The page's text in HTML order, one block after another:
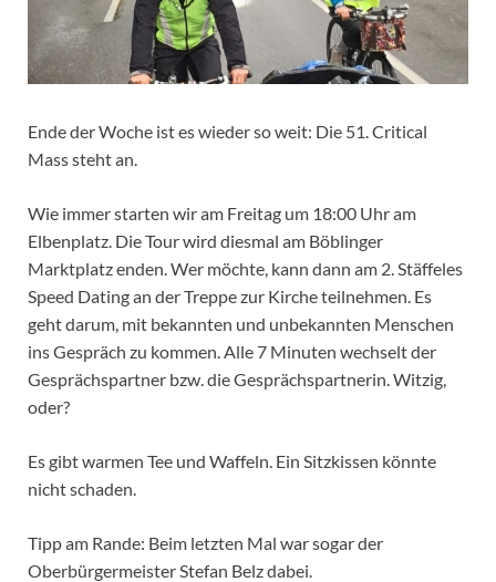
Ende der Woche ist es wieder so weit: Die 51. Critical
Mass steht an.
Wie immer starten wir am Freitag um 18:00 Uhr am
Elbenplatz. Die Tour wird diesmal am Böblinger
Marktplatz enden. Wer möchte, kann dann am 2. Stäffeles
Speed Dating an der Treppe zur Kirche teilnehmen. Es
geht darum, mit bekannten und unbekannten Menschen
ins Gespräch zu kommen. Alle 7 Minuten wechselt der
Gesprächspartner bzw. die Gesprächspartnerin. Witzig,
oder?
Es gibt warmen Tee und Waffeln. Ein Sitzkissen könnte
nicht schaden.
Tipp am Rande: Beim letzten Mal war sogar der
Oberbürgermeister Stefan Belz dabei.